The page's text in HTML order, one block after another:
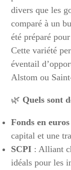
divers que les
comparé à un
été préparé
Cette variété
éventail
Alstom ou
🌿 Quels sont
Fonds en euros
capital et une
SCPI : Alliant
idéals pour les